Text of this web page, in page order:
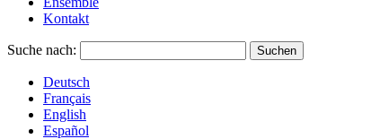
Kontakt
Suche nach:
Deutsch
Français
English
Español